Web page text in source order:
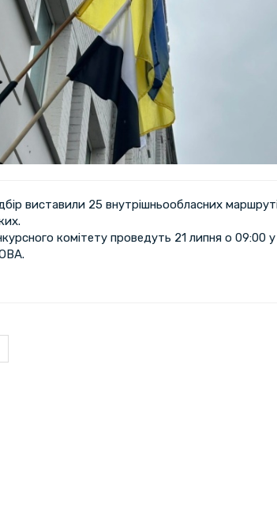
виставили 25 внутрішньообласних
комітету проведуть 21 липня о 09:00 у